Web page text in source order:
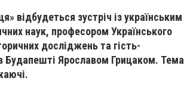
відбудеться зустріч із українським
наук, професором Українського
досліджень та гість-
Будапешті Ярославом Грицаком. Тема